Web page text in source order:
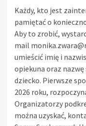
Każdy, kto jest
pamiętać o
Aby to zrobić,
mail
umieścić imię i
opiekuna oraz nazwę
dziecko. Pierwsze
2026 roku,
Organizatorzy
można uzyskać,